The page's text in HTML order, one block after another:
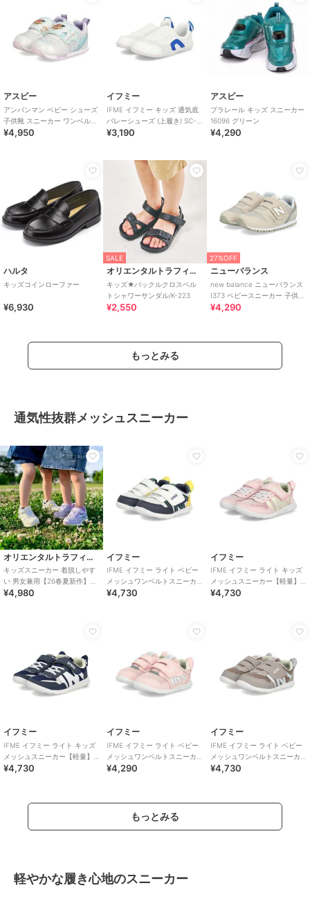
アスビー
アンパンマン ベビー シューズ
子供靴 スニーカー ワンベルト
AP B62
¥4,950
イフミー
IFME イフミー キッズ 通気底
バレーシューズ (上履き) SC-
0002
¥3,190
アスビー
プラレール キッズ スニーカー
16096 グリーン
¥4,290
ハルタ
キッズコインローファー
¥6,930
SALE
オリエンタルトラフィック
キッズ★バックルクロスベル
トシャワーサンダル/K-223
¥2,550
27%OFF
ニューバランス
new balance ニューバランス
I373 ベビースニーカー 子供靴
ワンベルト
¥4,290
もっとみる
通気性抜群メッシュスニーカー
オリエンタルトラフィック
キッズスニーカー 着脱しやす
い 男女兼用【26春夏新作】ベ
ルクロベルトメッシュスニー
¥4,980
イフミー
IFME イフミー ライト ベビー
メッシュワンベルトスニーカ
ー【軽量】キッズシューズ 子
¥4,730
イフミー
IFME イフミー ライト キッズ
メッシュスニーカー【軽量】
子供靴 ストラップシューズ 1
¥4,730
イフミー
IFME イフミー ライト キッズ
メッシュスニーカー【軽量】
子供靴 ストラップシューズ 1
¥4,730
イフミー
IFME イフミー ライト ベビー
メッシュワンベルトスニーカ
ー【軽量】
¥4,290
イフミー
IFME イフミー ライト ベビー
メッシュワンベルトスニーカ
ー【軽量】
¥4,730
もっとみる
軽やかな履き心地のスニーカー